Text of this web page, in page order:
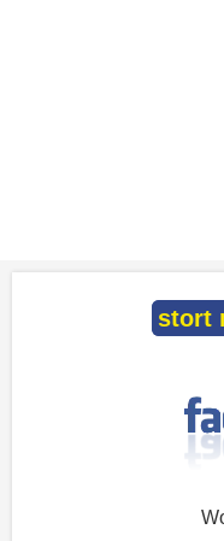
stort